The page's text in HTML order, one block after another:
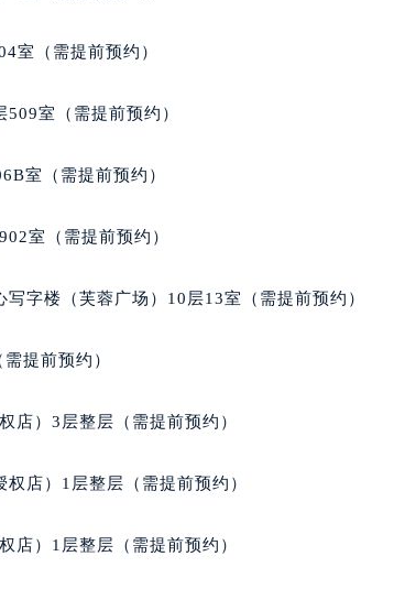
后服务中心（需提前预约）
叉口宝玑售后服务中心（需提前预约）
务中心（需提前预约）
中心（需提前预约）
后服务中心（需提前预约）
务中心（需提前预约）
中心（需提前预约）
中心（需提前预约）
中心（需提前预约）
室（需提前预约）
室（需提前预约）
室（需提前预约）
室（需提前预约）
字楼（芙蓉广场）10层13室（需提前预约）
提前预约）
店）3层整层（需提前预约）
店）1层整层（需提前预约）
店）1层整层（需提前预约）